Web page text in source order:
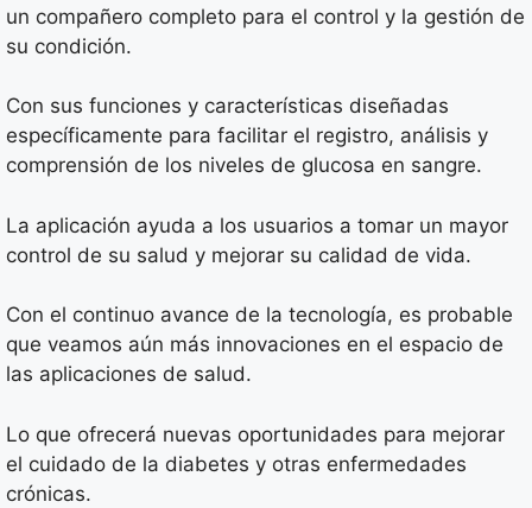
un compañero completo para el control y la gestión de
su condición.
Con sus funciones y características diseñadas
específicamente para facilitar el registro, análisis y
comprensión de los niveles de glucosa en sangre.
La aplicación ayuda a los usuarios a tomar un mayor
control de su salud y mejorar su calidad de vida.
Con el continuo avance de la tecnología, es probable
que veamos aún más innovaciones en el espacio de
las aplicaciones de salud.
Lo que ofrecerá nuevas oportunidades para mejorar
el cuidado de la diabetes y otras enfermedades
crónicas.